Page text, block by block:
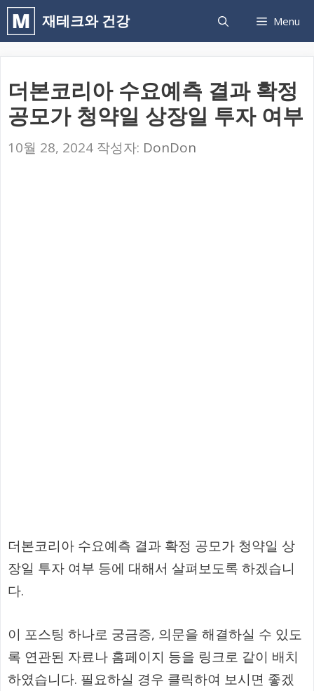
컨
텐
건
너
뛰
재테크와 건강 Menu
더본코리아 수요예측 결과 확정
공모가 청약일 상장일 투자 여부
10월 28, 2024 작성자: DonDon
더본코리아 수요예측 결과 확정 공모가 청약일 상
장일 투자 여부 등에 대해서 살펴보도록 하겠습니
다.
이 포스팅 하나로 궁금증, 의문을 해결하실 수 있도
록 연관된 자료나 홈페이지 등을 링크로 같이 배치
하였습니다. 필요하실 경우 클릭하여 보시면 좋겠